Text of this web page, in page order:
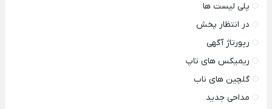
پلی لیست ها
در انتظار پخش
رپورتاژ آگهی
ریمیکس های تاپ
گلچین های ناب
مداحی جدید